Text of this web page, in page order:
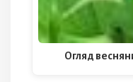
Огляд